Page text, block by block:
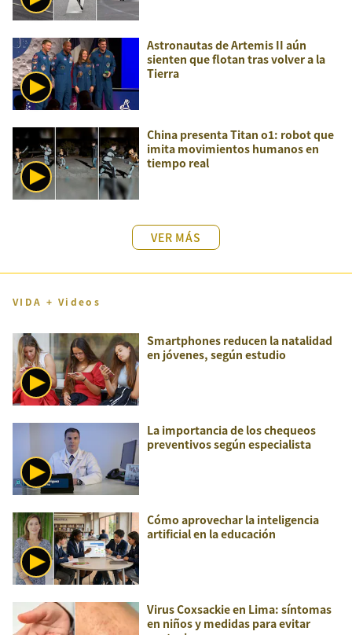
Astronautas de Artemis II aún
sienten que flotan tras volver a la
Tierra
China presenta Titan o1: robot que
imita movimientos humanos en
tiempo real
VER MÁS
VIDA + Videos
Smartphones reducen la natalidad
en jóvenes, según estudio
La importancia de los chequeos
preventivos según especialista
Cómo aprovechar la inteligencia
artificial en la educación
Virus Coxsackie en Lima: síntomas
en niños y medidas para evitar